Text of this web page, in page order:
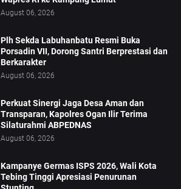
August 06, 2026
Plh Sekda Labuhanbatu Resmi Buka
Porsadin VII, Dorong Santri Berprestasi dan
Berkarakter
August 06, 2026
Perkuat Sinergi Jaga Desa Aman dan
Transparan, Kapolres Ogan Ilir Terima
Silaturahmi ABPEDNAS
August 06, 2026
Kampanye Germas ISPS 2026, Wali Kota
Tebing Tinggi Apresiasi Penurunan